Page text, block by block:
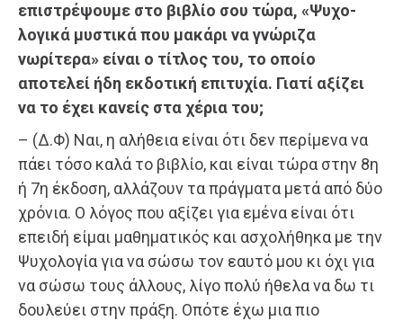
επιστρέψουμε στο βιβλίο σου τώρα, «Ψυχο-
λογικά μυστικά που μακάρι να γνώριζα
νωρίτερα» είναι ο τίτλος του, το οποίο
αποτελεί ήδη εκδοτική επιτυχία. Γιατί αξίζει
να το έχει κανείς στα χέρια του;
– (Δ.Φ) Ναι, η αλήθεια είναι ότι δεν περίμενα να
πάει τόσο καλά το βιβλίο, και είναι τώρα στην 8η
ή 7η έκδοση, αλλάζουν τα πράγματα μετά από δύο
χρόνια. Ο λόγος που αξίζει για εμένα είναι ότι
επειδή είμαι μαθηματικός και ασχολήθηκα με την
Ψυχολογία για να σώσω τον εαυτό μου κι όχι για
να σώσω τους άλλους, λίγο πολύ ήθελα να δω τι
δουλεύει στην πράξη. Οπότε έχω μια πιο